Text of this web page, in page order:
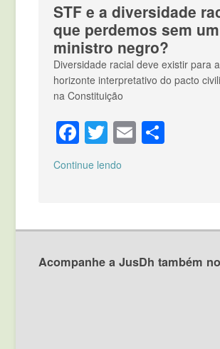
STF e a diversidade
que perdemos sem um
ministro negro?
Diversidade racial deve existir para
horizonte interpretativo do pacto
na Constituição
Facebook
Twitter
Email
Continue lendo
Acompanhe a JusDh também